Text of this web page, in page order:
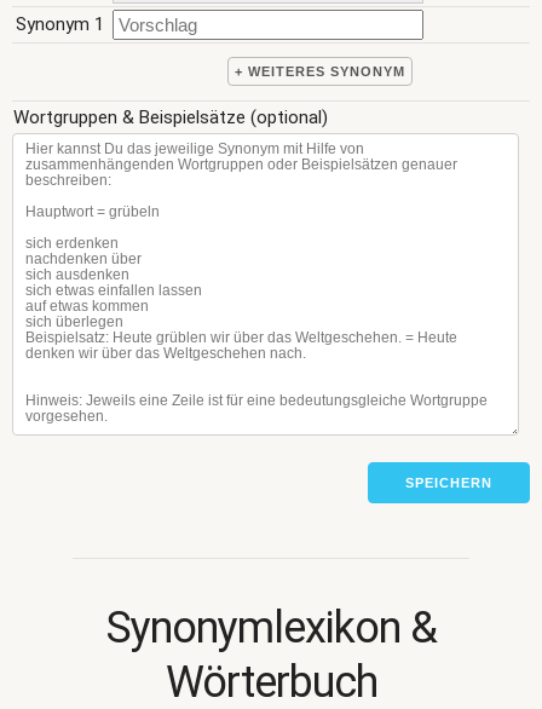
Synonym 1
+ WEITERES SYNONYM
Wortgruppen & Beispielsätze (optional)
SPEICHERN
Synonymlexikon &
Wörterbuch